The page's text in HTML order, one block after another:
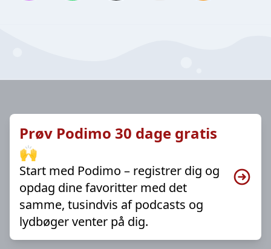
Prøv Podimo 30 dage gratis
🙌
Start med Podimo – registrer dig og
opdag dine favoritter med det
samme, tusindvis af podcasts og
lydbøger venter på dig.